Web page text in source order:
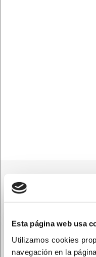
Esta página web usa
Utilizamos cookies
navegación en la
Si